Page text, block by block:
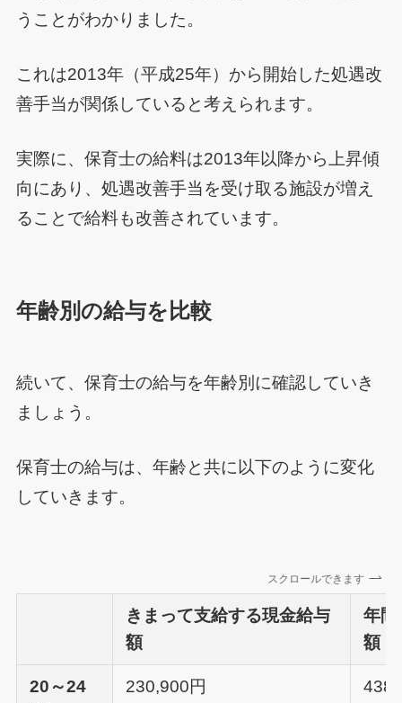
うことがわかりました。
これは2013年（平成25年）から開始した処遇改
善手当が関係していると考えられます。
実際に、保育士の給料は2013年以降から上昇傾
向にあり、処遇改善手当を受け取る施設が増え
ることで給料も改善されています。
年齢別の給与を比較
続いて、保育士の給与を年齢別に確認していき
ましょう。
保育士の給与は、年齢と共に以下のように変化
していきます。
スクロールできます
きまって支給する現金給与
額
年間
額
20～24
230,900円